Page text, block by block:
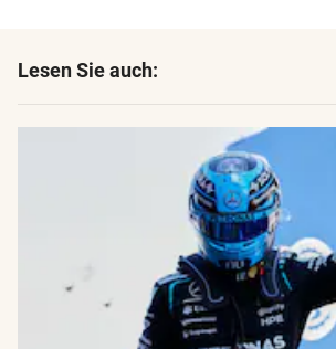
Lesen Sie auch: